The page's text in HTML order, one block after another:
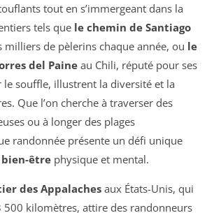
tout en s’immergeant dans la
tels que le chemin de Santiago
milliers de pèlerins chaque année, ou le
del Paine au Chili, réputé pour ses
le souffle, illustrent la diversité et la
Que l’on cherche à traverser des
ou à longer des plages
randonnée présente un défi unique
bien-être physique et mental.
des Appalaches aux États-Unis, qui
500 kilomètres, attire des randonneurs